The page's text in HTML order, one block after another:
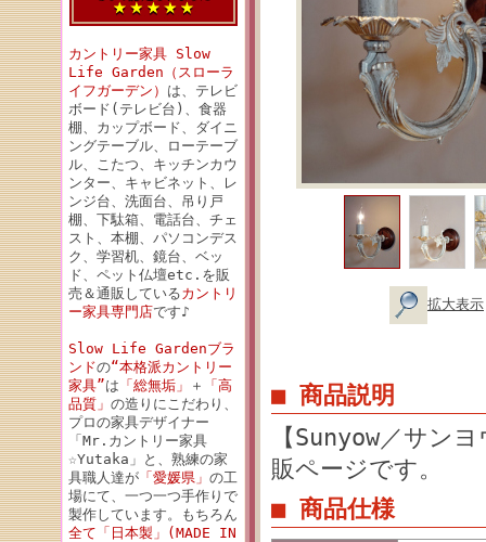
カントリー家具 Slow
Life Garden（スローラ
イフガーデン） は、テレビ
ボード(テレビ台)、食器
棚、カップボード、ダイニ
ングテーブル、ローテーブ
ル、こたつ、キッチンカウ
ンター、キャビネット、レ
ンジ台、洗面台、吊り戸
棚、下駄箱、電話台、チェ
スト、本棚、パソコンデス
ク、学習机、鏡台、ベッ
ド、ペット仏壇etc.を販
売＆通販しているカントリ
ー家具専門店です♪
Slow Life Gardenブラ
ンドの“本格派カントリー
家具”は 「総無垢」 ＋
「高
品質」 の造りにこだわり、
プロの家具デザイナー
「Mr.カントリー家具
☆Yutaka」と、熟練の家
具職人達が「愛媛県」 の工
場にて、一つ一つ手作りで
製作しています。もちろん
全て「日本製」(MADE IN
拡大表示
■ 商品説明
【Sunyow／サン
販ページです。
■ 商品仕様